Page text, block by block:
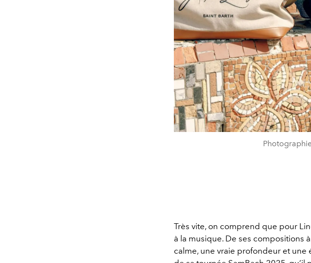
Très vite, on comprend que pour
à la musique. De ses compositions
calme, une vraie profondeur et une